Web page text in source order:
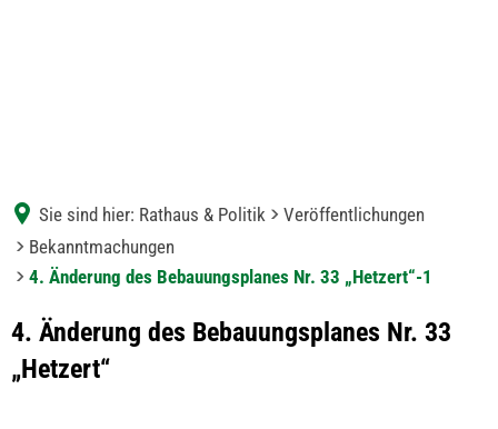
Sie sind hier: Rathaus & Politik
Veröffentlichungen
Bekanntmachungen
4. Änderung des Bebauungsplanes Nr. 33 „Hetzert“-1
4. Änderung des Bebauungsplanes Nr. 33
„Hetzert“